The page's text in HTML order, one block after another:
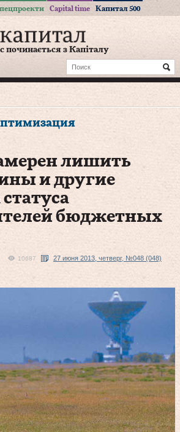
Capital time Капитал 500
починається з Капіталу
лишить
и другие
бюджетных
10687 27 июня 2013, четверг, №048 (048)